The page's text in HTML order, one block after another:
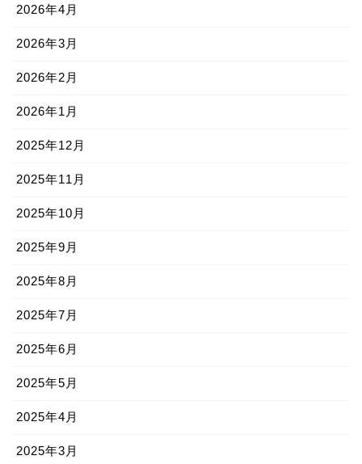
2026年4月
2026年3月
2026年2月
2026年1月
2025年12月
2025年11月
2025年10月
2025年9月
2025年8月
2025年7月
2025年6月
2025年5月
2025年4月
2025年3月